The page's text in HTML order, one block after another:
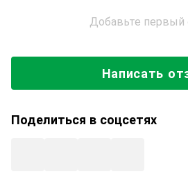
Добавьте
Написать
Поделиться в соцсетях